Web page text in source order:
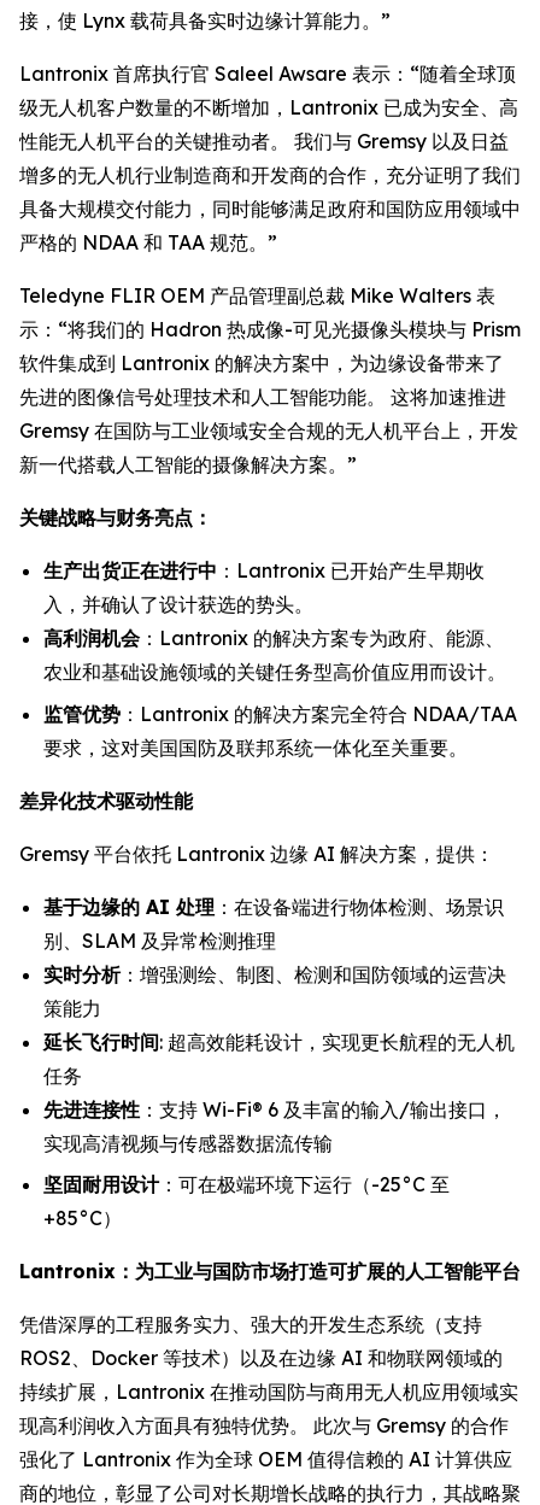
接，使 Lynx 载荷具备实时边缘计算能力。”
Lantronix 首席执行官 Saleel Awsare 表示：“随着全球顶
级无人机客户数量的不断增加，Lantronix 已成为安全、高
性能无人机平台的关键推动者。 我们与 Gremsy 以及日益
增多的无人机行业制造商和开发商的合作，充分证明了我们
具备大规模交付能力，同时能够满足政府和国防应用领域中
严格的 NDAA 和 TAA 规范。”
Teledyne FLIR OEM 产品管理副总裁 Mike Walters 表
示：“将我们的 Hadron 热成像-可见光摄像头模块与 Prism
软件集成到 Lantronix 的解决方案中，为边缘设备带来了
先进的图像信号处理技术和人工智能功能。 这将加速推进
Gremsy 在国防与工业领域安全合规的无人机平台上，开发
新一代搭载人工智能的摄像解决方案。”
关键战略与财务亮点：
生产出货正在进行中 ：Lantronix 已开始产生早期收
入，并确认了设计获选的势头。
高利润机会：Lantronix 的解决方案专为政府、能源、
农业和基础设施领域的关键任务型高价值应用而设计。
监管优势 ：Lantronix 的解决方案完全符合 NDAA/TAA
要求，这对美国国防及联邦系统一体化至关重要。
差异化技术驱动性能
Gremsy 平台依托 Lantronix 边缘 AI 解决方案，提供：
基于边缘的 AI 处理 ：在设备端进行物体检测、场景识
别、SLAM 及异常检测推理
实时分析：增强测绘、制图、检测和国防领域的运营决
策能力
延长飞行时间: 超高效能耗设计，实现更长航程的无人机
任务
先进连接性 ：支持 Wi-Fi® 6 及丰富的输入/输出接口，
实现高清视频与传感器数据流传输
坚固耐用设计：可在极端环境下运行（-25°C 至
+85°C）
Lantronix：为工业与国防市场打造可扩展的人工智能平台
凭借深厚的工程服务实力、强大的开发生态系统（支持
ROS2、Docker 等技术）以及在边缘 AI 和物联网领域的
持续扩展，Lantronix 在推动国防与商用无人机应用领域实
现高利润收入方面具有独特优势。 此次与 Gremsy 的合作
强化了 Lantronix 作为全球 OEM 值得信赖的 AI 计算供应
商的地位，彰显了公司对长期增长战略的执行力，其战略聚